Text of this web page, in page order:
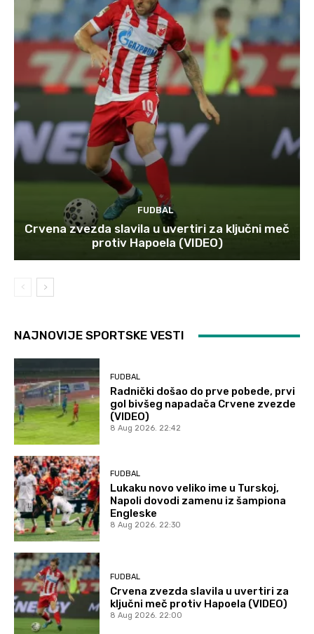
FUDBAL
Crvena zvezda slavila u uvertiri za ključni meč
protiv Hapoela (VIDEO)
NAJNOVIJE SPORTSKE VESTI
FUDBAL
Radnički došao do prve pobede, prvi
gol bivšeg napadača Crvene zvezde
(VIDEO)
8 Aug 2026. 22:42
FUDBAL
Lukaku novo veliko ime u Turskoj,
Napoli dovodi zamenu iz šampiona
Engleske
8 Aug 2026. 22:30
FUDBAL
Crvena zvezda slavila u uvertiri za
ključni meč protiv Hapoela (VIDEO)
8 Aug 2026. 22:00